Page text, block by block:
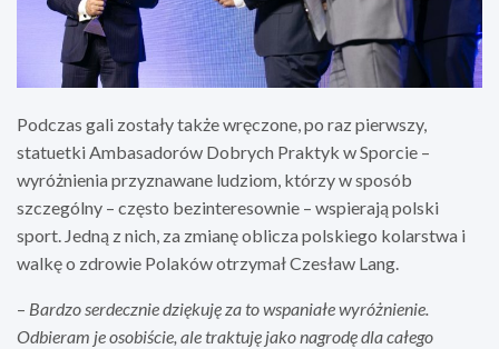
Podczas gali zostały także wręczone, po raz pierwszy,
statuetki Ambasadorów Dobrych Praktyk w Sporcie –
wyróżnienia przyznawane ludziom, którzy w sposób
szczególny – często bezinteresownie – wspierają polski
sport. Jedną z nich, za zmianę oblicza polskiego kolarstwa i
walkę o zdrowie Polaków otrzymał Czesław Lang.
– Bardzo serdecznie dziękuję za to wspaniałe wyróżnienie.
Odbieram je osobiście, ale traktuję jako nagrodę dla całego